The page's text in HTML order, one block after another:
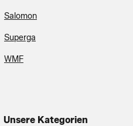
Salomon
Superga
WMF
Unsere Kategorien